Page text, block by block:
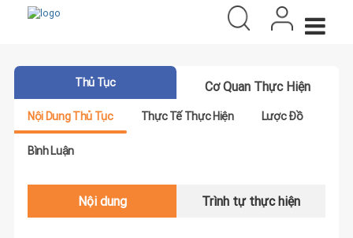
Thủ Tục Cơ Quan Thực Hiện
Nội Dung Thủ Tục Thực Tế Thực Hiện Lược Đồ
Bình Luận
Nội dung Trình tự thực hiện